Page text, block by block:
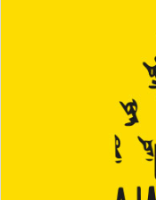
Defendemos la
combativo y
con libertad de
entre todos los
bandera de la unidad
clase obrera y la